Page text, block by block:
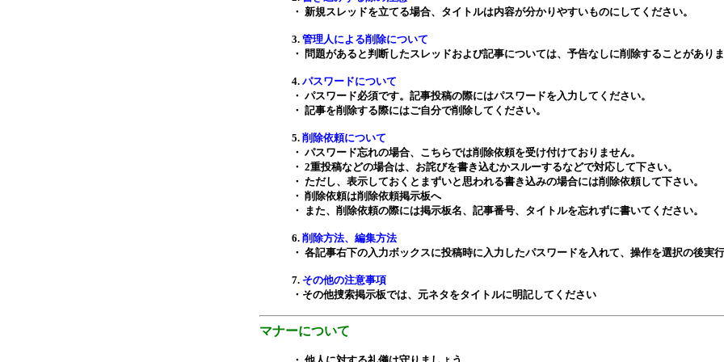
・ 新規スレッドを立てる場合、タイトルは内容が分かりやすいものにしてください。
3. 管理人による削除について
・ 問題があると判断したスレッドおよび記事については、予告なしに削除することがありま
4. パスワードについて
・ パスワード必須です。記事投稿の際にはパスワードを入力してください。
・ 記事を削除する際にはご自分で削除してください。
5. 削除依頼について
・ パスワード忘れの場合、こちらでは削除依頼を受け付けておりません。
・ 2重投稿などの場合は、お詫びを書き込むかスルーするなどで対応して下さい。
・ ただし、表示しておくとまずいと思われる書き込みの場合には削除依頼して下さい。
・ 削除依頼は削除依頼掲示板へ
・ また、削除依頼の際には掲示板名、記事番号、タイトルを忘れずに書いてください。
6. 削除方法、編集方法
・ 各記事右下の入力ボックスに投稿時に入力したパスワードを入れて、操作を選択の後実行
7. その他の注意事項
・その他捜索掲示板では、元ネタをタイトルに明記してください
マナーについて